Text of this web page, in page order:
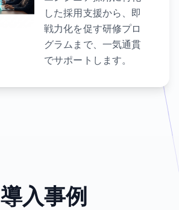
した採用支援から、即
戦力化を促す研修プロ
グラムまで、一気通貫
でサポートします。
導入事例